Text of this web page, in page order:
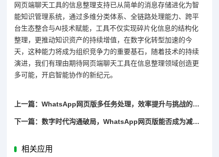
网页端聊天工具的信息整理支持已从简单的消息存储进化为智
能知识管理系统，通过多维分类体系、全链路处理能力、跨平
台生态整合与AI技术赋能，工具不仅实现碎片化信息的结构化
整理，更推动知识资产的持续增值，在数字化转型加速的今
天，这种能力将成为组织竞争力的重要基石，随着技术的持续
演进，我们有理由期待网页端聊天工具在信息整理领域创造更
多可能，开启智能协作的新纪元。
上一篇：WhatsApp网页版多任务处理，效率提升与挑战的双重解析
下一篇：数字时代沟通破局，WhatsApp网页版能否成为减压新支点？
相关应用